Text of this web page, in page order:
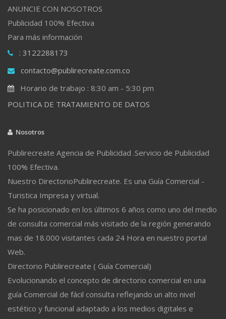
ANUNCIE CON NOSOTROS
Publicidad 100% Efectiva
Para más información
: 3122288173
contacto@publirecreate.com.co
Horario de trabajo : 8:30 am - 5:30 pm
POLITICA DE TRATAMIENTO DE DATOS
Nosotros
Publirecreate Agencia de Publicidad .Servicio de Publicidad
100% Efectiva.
Nuestro DirectorioPublirecreate. Es una Guía Comercial -
Turistica Impresa y virtual.
Se ha posicionado en los últimos 6 años como uno del medio
de consulta comercial más visitado de la región generando
mas de 18.000 visitantes cada 24 Hora en nuestro portal
Web.
Directorio Publirecreate ( Guía Comercial)
Evolucionando el concepto de directorio comercial en una
guía Comercial de fácil consulta reflejando un alto nivel
estético y funcional adaptado a los medios digitales e